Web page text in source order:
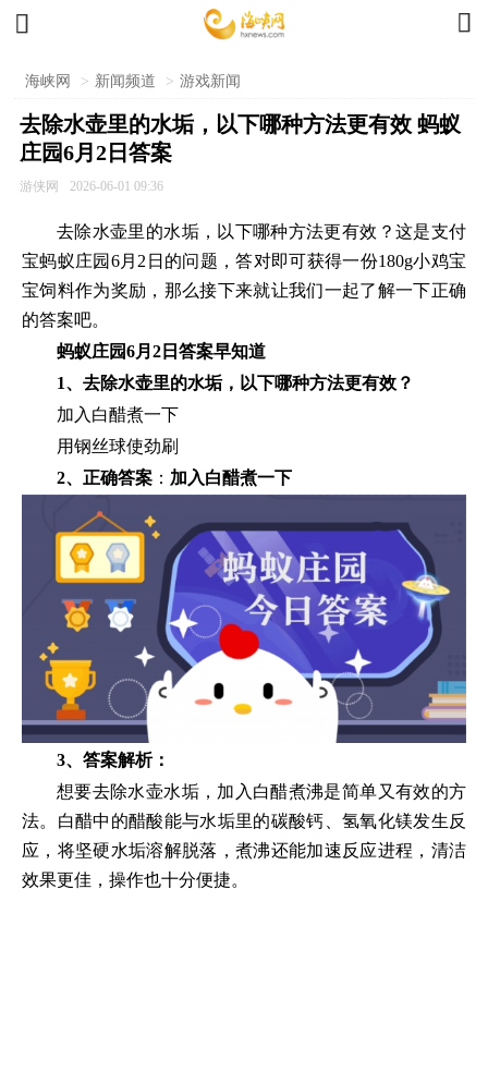
 
海峡网 > 新闻频道 > 游戏新闻
去除水壶里的水垢，以下哪种方法更有效 蚂蚁
庄园6月2日答案
游侠网 2026-06-01 09:36
去除水壶里的水垢，以下哪种方法更有效？这是支付
宝蚂蚁庄园6月2日的问题，答对即可获得一份180g小鸡宝
宝饲料作为奖励，那么接下来就让我们一起了解一下正确
的答案吧。
蚂蚁庄园6月2日答案早知道
1、去除水壶里的水垢，以下哪种方法更有效？
加入白醋煮一下
用钢丝球使劲刷
2、正确答案 ： 加入白醋煮一下
3、答案解析：
想要去除水壶水垢，加入白醋煮沸是简单又有效的方
法。白醋中的醋酸能与水垢里的碳酸钙、氢氧化镁发生反
应，将坚硬水垢溶解脱落，煮沸还能加速反应进程，清洁
效果更佳，操作也十分便捷。